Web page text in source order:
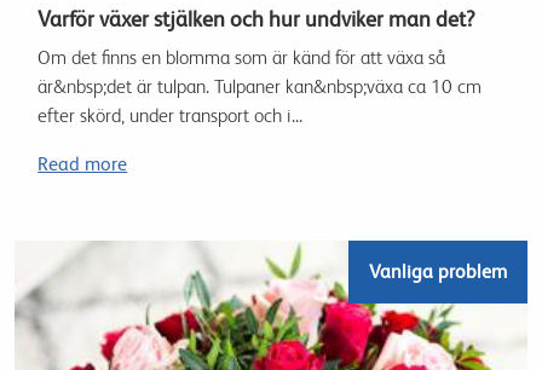
Varför växer stjälken och hur undviker man det?
Om det finns en blomma som är känd för att växa så
är&nbsp;det är tulpan. Tulpaner kan&nbsp;växa ca 10 cm
efter skörd, under transport och i...
Read more
Vanliga problem